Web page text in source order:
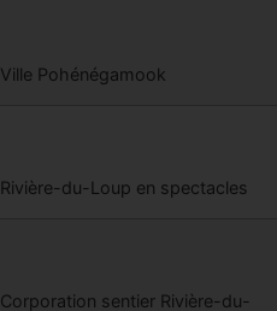
Ville Pohénégamook
Rivière-du-Loup en spectacles
Corporation sentier Rivière-du-